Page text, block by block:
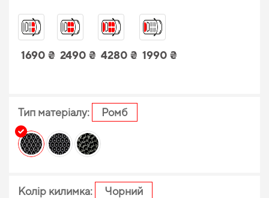
1690 ₴ 2490 ₴ 4280 ₴ 1990 ₴
Тип матеріалу: Ромб
Колір килимка: Чорний